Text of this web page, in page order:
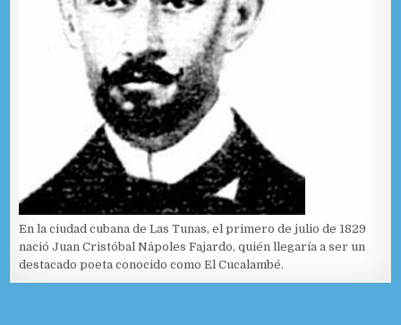
En la ciudad cubana de Las Tunas, el primero de julio de 1829
nació Juan Cristóbal Nápoles Fajardo, quién llegaría a ser un
destacado poeta conocido como El Cucalambé.